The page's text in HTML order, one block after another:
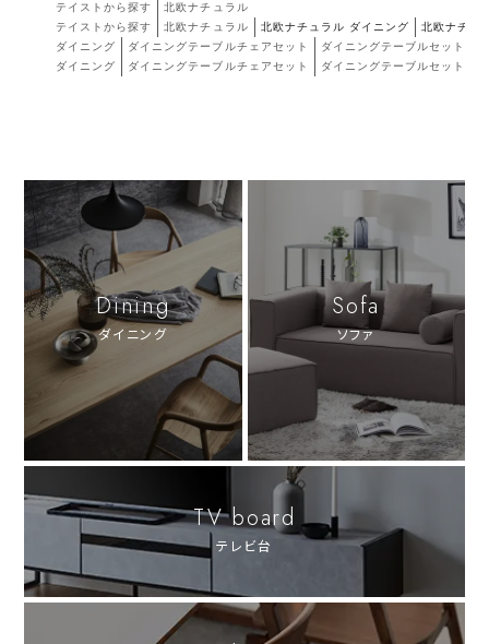
テイストから探す
北欧ナチュラル
テイストから探す
北欧ナチュラル 北欧ナチュラル ダイニング
北欧ナチュ
ダイニング
ダイニングテーブルチェアセット
ダイニングテーブルセット チ
ダイニング
ダイニングテーブルチェアセット ダイニングテーブルセット テ
Dining
ダイニング
Sofa
ソファ
TV board
テレビ台